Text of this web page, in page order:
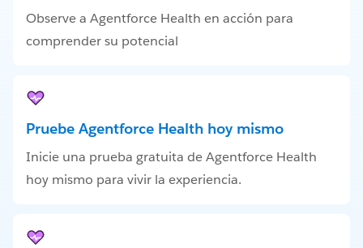
Observe a Agentforce Health en acción para
comprender su potencial
Pruebe Agentforce Health hoy mismo
Inicie una prueba gratuita de Agentforce Health
hoy mismo para vivir la experiencia.